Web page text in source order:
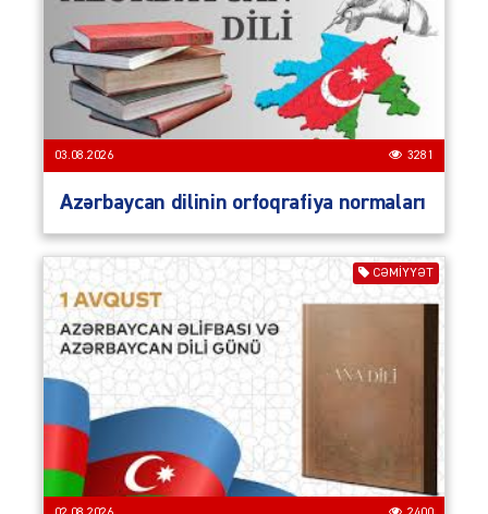
03.08.2026 3281
Azərbaycan dilinin orfoqrafiya normaları
CƏMIYYƏT